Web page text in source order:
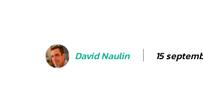
David Naulin 15